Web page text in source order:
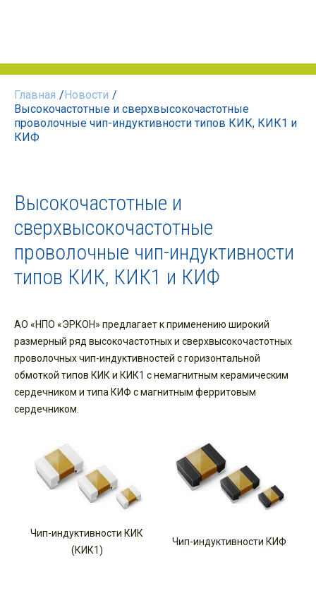
Главная /Новости /
Высокочастотные и сверхвысокочастотные
проволочные чип-индуктивности типов КИК, КИК1 и
КИФ
Высокочастотные и
сверхвысокочастотные
проволочные чип-индуктивности
типов КИК, КИК1 и КИФ
АО «НПО «ЭРКОН» предлагает к применению широкий
размерный ряд высокочастотных и сверхвысокочастотных
проволочных чип-индуктивностей с горизонтальной
обмоткой типов КИК и КИК1 с немагнитным керамическим
сердечником и типа КИФ с магнитным ферритовым
сердечником.
Чип-индуктивности КИК
(КИК1)
Чип-индуктивности КИФ